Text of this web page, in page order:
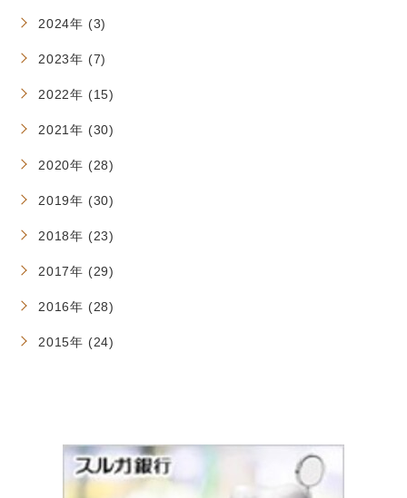
2024年 (3)
2023年 (7)
2022年 (15)
2021年 (30)
2020年 (28)
2019年 (30)
2018年 (23)
2017年 (29)
2016年 (28)
2015年 (24)